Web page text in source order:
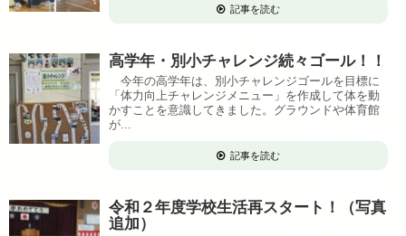
記事を読む
高学年・別小チャレンジ続々ゴール！！
今年の高学年は、別小チャレンジゴールを目標に
「体力向上チャレンジメニュー」を作成して体を動
かすことを意識してきました。グラウンドや体育館
が...
記事を読む
令和２年度学校生活再スタート！（写真
追加）